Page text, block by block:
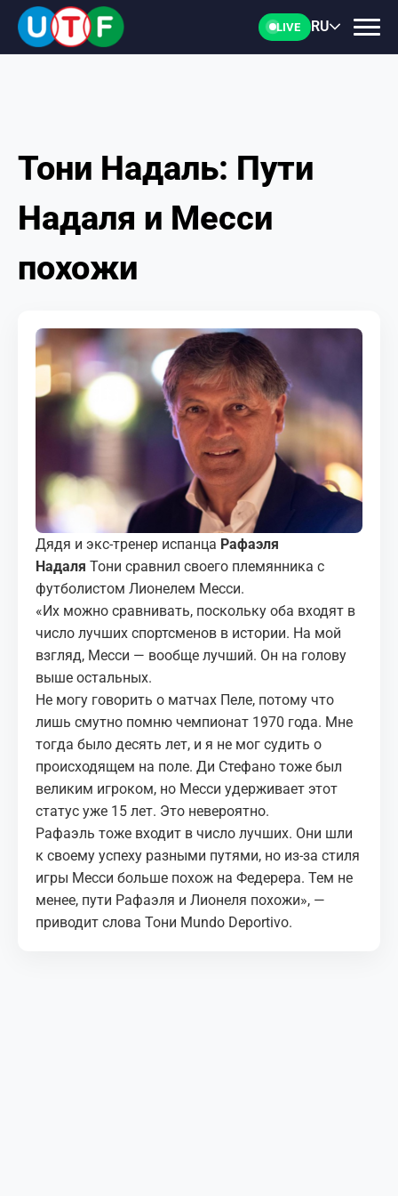
LIVE RU
ГЛАВНАЯ
ФТУ
НОВОСТИ
ПЕРСОНАЛИИ
МЕДИА
КОНТАКТЫ
UZ-PIN
Тони Надаль: Пути
Надаля и Месси
похожи
Дядя и экс-тренер испанца Рафаэля
Надаля Тони сравнил своего племянника с
футболистом Лионелем Месси.
«Их можно сравнивать, поскольку оба входят в
число лучших спортсменов в истории. На мой
взгляд, Месси — вообще лучший. Он на голову
выше остальных.
Не могу говорить о матчах Пеле, потому что
лишь смутно помню чемпионат 1970 года. Мне
тогда было десять лет, и я не мог судить о
происходящем на поле. Ди Стефано тоже был
великим игроком, но Месси удерживает этот
статус уже 15 лет. Это невероятно.
Рафаэль тоже входит в число лучших. Они шли
к своему успеху разными путями, но из-за стиля
игры Месси больше похож на Федерера. Тем не
менее, пути Рафаэля и Лионеля похожи», —
приводит слова Тони Mundo Deportivo.